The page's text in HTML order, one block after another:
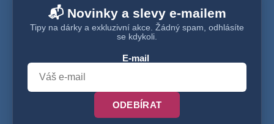
📬 Novinky a slevy e-mailem
Tipy na dárky a exkluzivní akce. Žádný spam, odhlásíte
se kdykoli.
E-mail
ODEBÍRAT